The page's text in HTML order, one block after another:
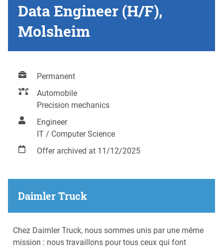
Data Engineer (H/F),
Molsheim
Permanent
Automobile
Precision mechanics
Engineer
IT / Computer Science
Offer archived at 11/12/2025
Daimler Truck
Chez Daimler Truck, nous sommes unis par une même
mission : nous travaillons pour tous ceux qui font